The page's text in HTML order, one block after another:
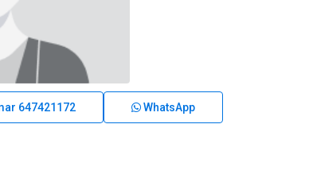
647421172 WhatsApp